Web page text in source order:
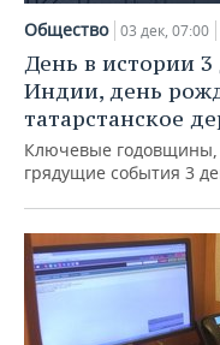
НЕФТЕХИМИЯ
НЕФТЬ
ОПК
ЭНЕРГЕТИКА
РОЗНИЧНАЯ
ТРАНСПОРТ
УСЛУГИ
НОВОСТИ
IT
МЕДИА
МЕРОПРИЯТИЯ
НОВОСТИ
ВЫЕЗДНАЯ
БИЗНЕС-БРАНЧИ
ONLINE-
ОТКРЫТАЯ ЛЕКЦИЯ
СПОРТ
НОВОСТИ СПОРТА
ФУТБОЛ
ХОККЕЙ
БАСКЕТБОЛ
ОБЩЕСТВО
НОВОСТИ
ВЛАСТЬ
ИНФРАСТРУКТУРА
ФОТОГАЛЕРЕЯ
СЮЖЕТЫ
СПРАВОЧНИК
Общество 03 дек, 07:00
День в истории 3
Индии, день
татарстанское
Ключевые
грядущие события 3